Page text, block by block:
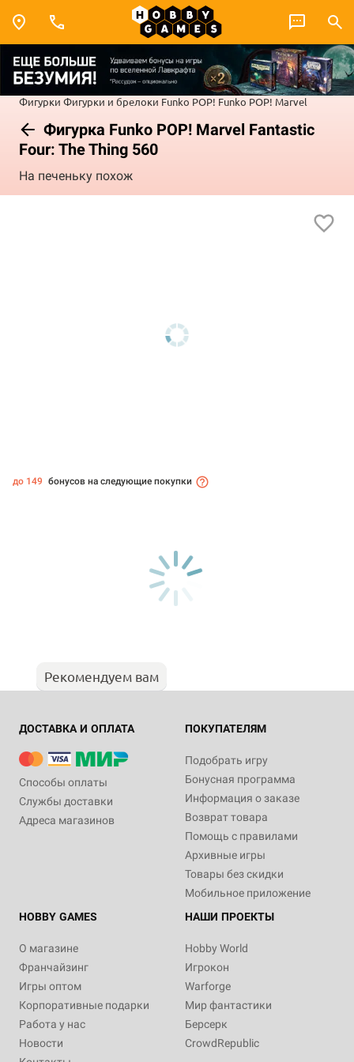
Фигурки Фигурки и брелоки Funko POP! Funko POP! Marvel
Фигурка Funko POP! Marvel Fantastic
Four: The Thing 560
На печеньку похож
до 149 бонусов на следующие покупки
Рекомендуем вам
ДОСТАВКА И ОПЛАТА
Способы оплаты
Службы доставки
Адреса магазинов
ПОКУПАТЕЛЯМ
Подобрать игру
Бонусная программа
Информация о заказе
Возврат товара
Помощь с правилами
Архивные игры
Товары без скидки
Мобильное приложение
HOBBY GAMES
О магазине
Франчайзинг
Игры оптом
Корпоративные подарки
Работа у нас
Новости
НАШИ ПРОЕКТЫ
Hobby World
Игрокон
Warforge
Мир фантастики
Берсерк
CrowdRepublic